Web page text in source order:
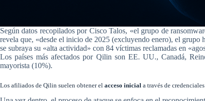
Según datos recopilados por Cisco Talos, «el grupo de
revela que, «desde el inicio de 2025 (excluyendo enero), el grupo
se subraya su «alta actividad» con 84 víctimas reclamadas en
Los países más afectados por Qilin son EE. UU., Canadá,
mayorista (10%).
Los afiliados de Qilin suelen obtener el acceso inicial a través de